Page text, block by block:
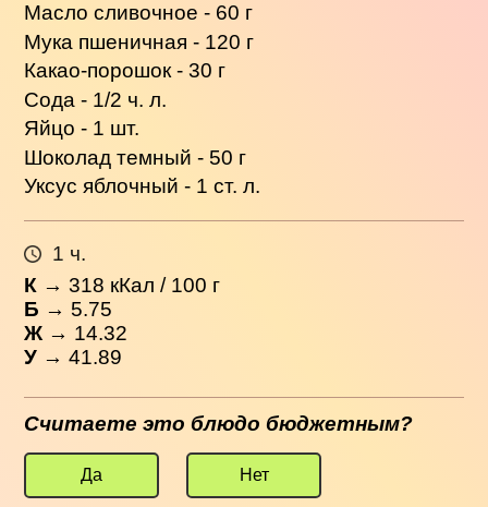
Масло сливочное - 60 г
Мука пшеничная - 120 г
Какао-порошок - 30 г
Сода - 1/2 ч. л.
Яйцо - 1 шт.
Шоколад темный - 50 г
Уксус яблочный - 1 ст. л.
1 ч.
К →318 кКал / 100 г
Б → 5.75
Ж → 14.32
У → 41.89
Считаете это блюдо бюджетным?
Да Нет